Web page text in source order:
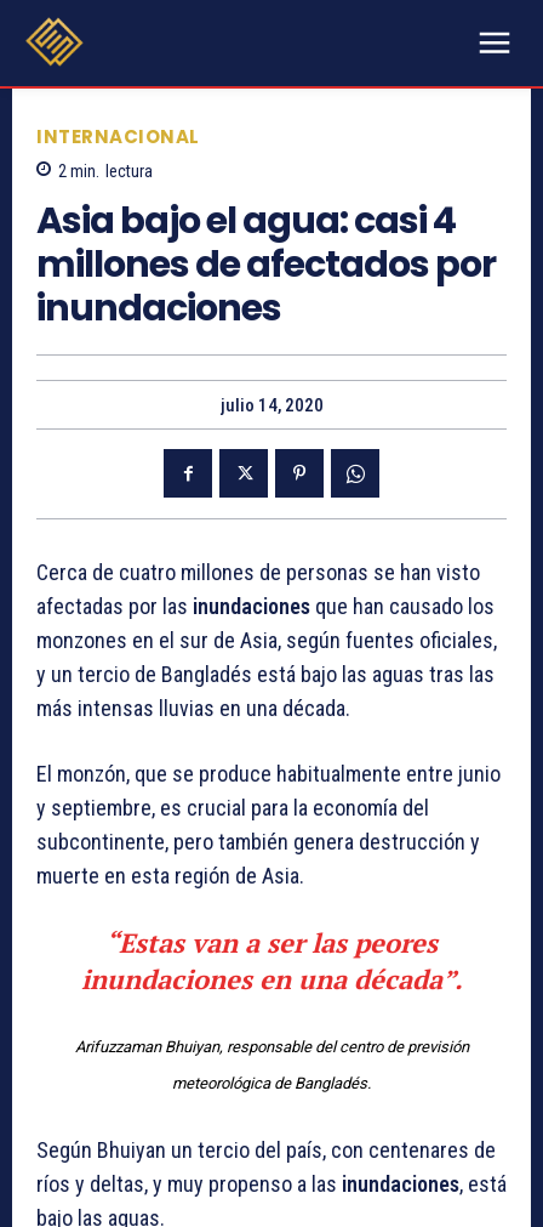
INTERNACIONAL
2 min. lectura
Asia bajo el agua: casi 4
millones de afectados por
inundaciones
julio 14, 2020
Cerca de cuatro millones de personas se han visto
afectadas por las inundaciones que han causado los
monzones en el sur de Asia, según fuentes oficiales,
y un tercio de Bangladés está bajo las aguas tras las
más intensas lluvias en una década.
El monzón, que se produce habitualmente entre junio
y septiembre, es crucial para la economía del
subcontinente, pero también genera destrucción y
muerte en esta región de Asia.
“Estas van a ser las peores
inundacionesen una década”.
Arifuzzaman Bhuiyan, responsable del centro de previsión
meteorológica de Bangladés.
Según Bhuiyan un tercio del país, con centenares de
ríos y deltas, y muy propenso a las inundaciones, está
bajo las aguas.